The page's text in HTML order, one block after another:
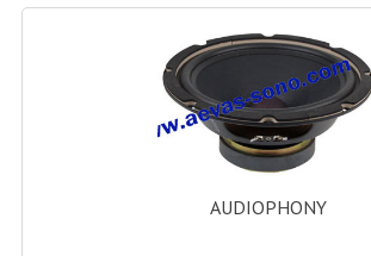
Grill Auto-Porté
Monotubes Et Angles 50mm
Pendrillon Et Ossature
Pieds De Levage
AUDIOPHONY